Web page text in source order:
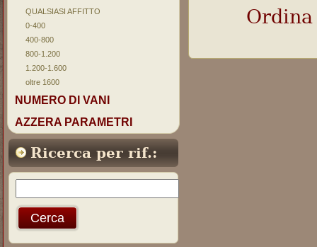
QUALSIASI AFFITTO
0-400
400-800
800-1.200
1.200-1.600
oltre 1600
NUMERO DI VANI
AZZERA PARAMETRI
Ricerca per rif.: